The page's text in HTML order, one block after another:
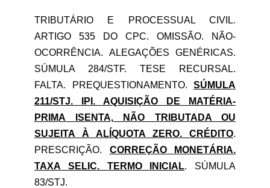
TRIBUTÁRIO E PROCESSUAL CIVIL.
ARTIGO 535 DO CPC. OMISSÃO. NÃO-
OCORRÊNCIA. ALEGAÇÕES GENÉRICAS.
SÚMULA 284/STF. TESE RECURSAL.
FALTA. PREQUESTIONAMENTO. SÚMULA
211/STJ. IPI. AQUISIÇÃO DE MATÉRIA-
PRIMA ISENTA, NÃO TRIBUTADA OU
SUJEITA À ALÍQUOTA ZERO. CRÉDITO.
PRESCRIÇÃO. CORREÇÃO MONETÁRIA.
TAXA SELIC. TERMO INICIAL. SÚMULA
83/STJ.